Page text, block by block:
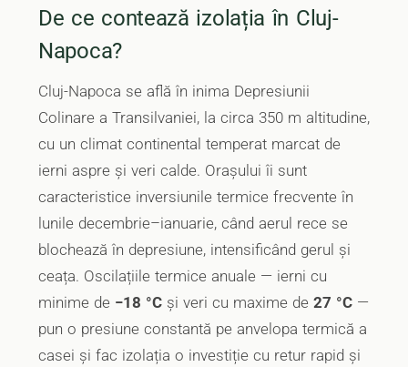
De ce contează izolația în Cluj-
Napoca?
Cluj-Napoca se află în inima Depresiunii
Colinare a Transilvaniei, la circa 350 m altitudine,
cu un climat continental temperat marcat de
ierni aspre și veri calde. Orașului îi sunt
caracteristice inversiunile termice frecvente în
lunile decembrie–ianuarie, când aerul rece se
blochează în depresiune, intensificând gerul și
ceața. Oscilațiile termice anuale — ierni cu
minime de −18 °C și veri cu maxime de 27 °C —
pun o presiune constantă pe anvelopa termică a
casei și fac izolația o investiție cu retur rapid și